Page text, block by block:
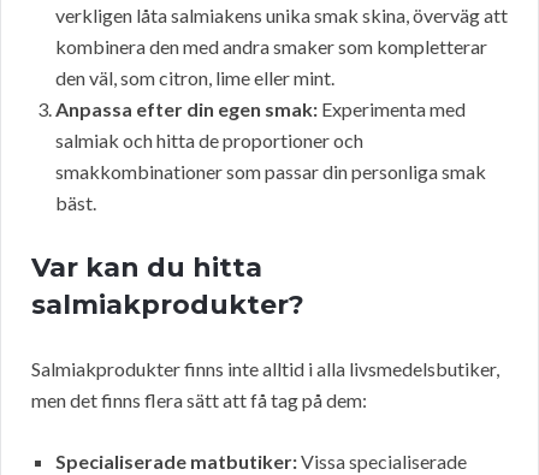
verkligen låta salmiakens unika smak skina, överväg att
kombinera den med andra smaker som kompletterar
den väl, som citron, lime eller mint.
Anpassa efter din egen smak: Experimenta med
salmiak och hitta de proportioner och
smakkombinationer som passar din personliga smak
bäst.
Var kan du hitta
salmiakprodukter?
Salmiakprodukter finns inte alltid i alla livsmedelsbutiker,
men det finns flera sätt att få tag på dem:
Specialiserade matbutiker:Vissa specialiserade